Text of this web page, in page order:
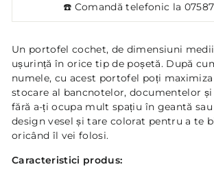
☎️ Comandă telefonic la
Un portofel cochet, de dimensiuni
ușurință în orice tip de poșetă. După
numele, cu acest portofel poți
stocare al bancnotelor, documentelor
fără a-ți ocupa mult spațiu în geantă
design vesel și tare colorat pentru a te
oricând îl vei folosi.
Caracteristici produs: